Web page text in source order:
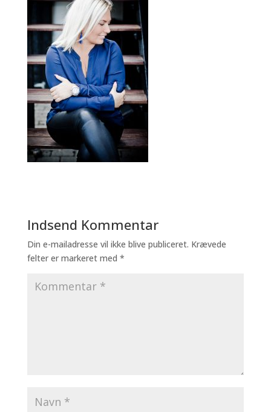
Indsend Kommentar
Din e-mailadresse vil ikke blive publiceret. Krævede
felter er markeret med *